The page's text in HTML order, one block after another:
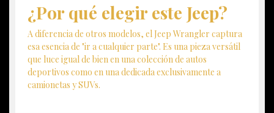
¿Por qué elegir este Jeep?
A diferencia de otros modelos, el Jeep Wrangler captura
esa esencia de "ir a cualquier parte". Es una pieza versátil
que luce igual de bien en una colección de autos
deportivos como en una dedicada exclusivamente a
camionetas y SUVs.